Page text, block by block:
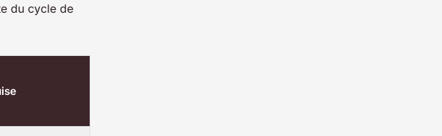
du cycle de